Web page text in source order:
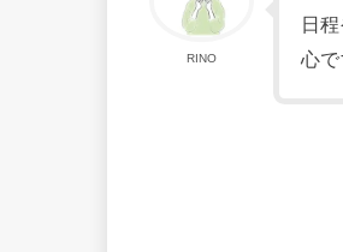
RINO
日
心で